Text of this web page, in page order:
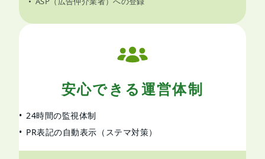
安心できる運営体制
24時間の監視体制
PR表記の自動表示（ステマ対策）